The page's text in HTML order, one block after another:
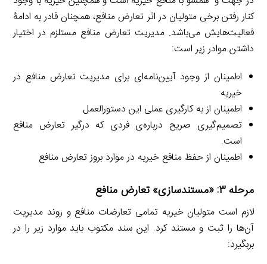
کنار رفتن برخی متولیان در اثر تعارض منافع، همچنان قادر به ادامۀ
فعالیت‌هایش می‌باشد. مدیریت تعارض منافع مستلزم در اختیار
داشتن موادر زیر است:
اطمینان از وجود آیین‌نامه‌ای برای مدیریت تعارض منافع در
خیریه
اطمینان از به کارگیری عملی این دستورالعمل
تصمیم‌گیری صریح درباره‌ی فردی که درگیر تعارض منافع
است.
اطمینان از حفظ منافع خیریه در موارد بروز تعارض منافع
مرحله ۳: «مستندسازی» تعارض منافع
لازم است متولیان خیریه تمامی تعارضات منافع و روند مدیریت
آن‌ها را ثبت و مستند کرد. این سند مکتوب باید موارد زیر را در
بربگیرد: